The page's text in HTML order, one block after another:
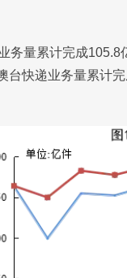
务量累计完成105.8
台快递业务量累计